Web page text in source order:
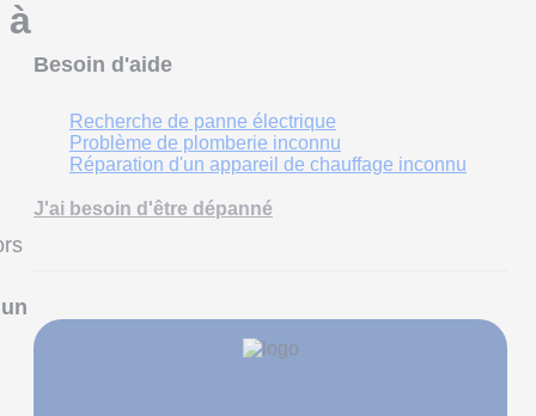
à
Besoin d'aide
Recherche de panne électrique
Problème de plomberie inconnu
Réparation d'un appareil de chauffage inconnu
J'ai besoin d'être dépanné